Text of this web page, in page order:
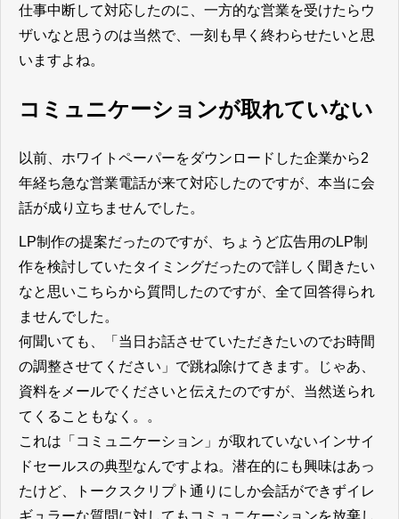
仕事中断して対応したのに、一方的な営業を受けたらウ
ザいなと思うのは当然で、一刻も早く終わらせたいと思
いますよね。
コミュニケーションが取れていない
以前、ホワイトペーパーをダウンロードした企業から2
年経ち急な営業電話が来て対応したのですが、本当に会
話が成り立ちませんでした。
LP制作の提案だったのですが、ちょうど広告用のLP制
作を検討していたタイミングだったので詳しく聞きたい
なと思いこちらから質問したのですが、全て回答得られ
ませんでした。
何聞いても、「当日お話させていただきたいのでお時間
の調整させてください」で跳ね除けてきます。じゃあ、
資料をメールでくださいと伝えたのですが、当然送られ
てくることもなく。。
これは「コミュニケーション」が取れていないインサイ
ドセールスの典型なんですよね。潜在的にも興味はあっ
たけど、トークスクリプト通りにしか会話ができずイレ
ギュラーな質問に対してもコミュニケーションを放棄し